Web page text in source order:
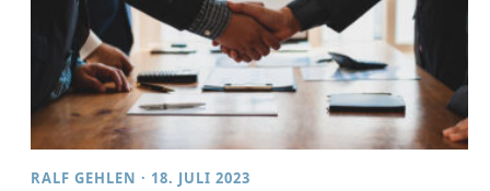
RALF GEHLEN · 18. JULI 2023